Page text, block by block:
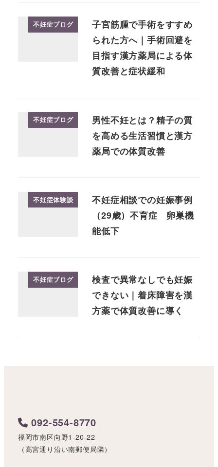
不妊症ブログ
子宮筋腫で手術をすすめ
られた方へ｜手術回避を
目指す漢方薬局による体
質改善と症状緩和
不妊症ブログ
男性不妊とは？精子の質
を高める生活習慣と漢方
薬局での体質改善
不妊症体験談
不妊症相談での妊娠事例
（29歳）不育症 卵巣機
能低下
不妊症ブログ
検査で異常なしでも妊娠
できない｜着床障害を漢
方薬で体質改善に導く
092-554-8770
福岡市南区向野1-20-22
（高宮通り沿い南郵便局隣）